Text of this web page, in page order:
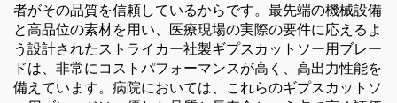
者がその品質を信頼しているからです。最先端の機械設備
と高品位の素材を用い、医療現場の実際の要件に応えるよ
う設計されたストライカー社製ギプスカットソー用ブレー
ドは、非常にコストパフォーマンスが高く、高出力性能を
備えています。病院においては、これらのギプスカットソ